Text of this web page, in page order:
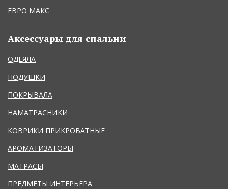
ЕВРО МАКС
Аксессуары для спальни
ОДЕЯЛА
ПОДУШКИ
ПОКРЫВАЛА
НАМАТРАСНИКИ
КОВРИКИ ПРИКРОВАТНЫЕ
АРОМАТИЗАТОРЫ
МАТРАСЫ
ПРЕДМЕТЫ ИНТЕРЬЕРА